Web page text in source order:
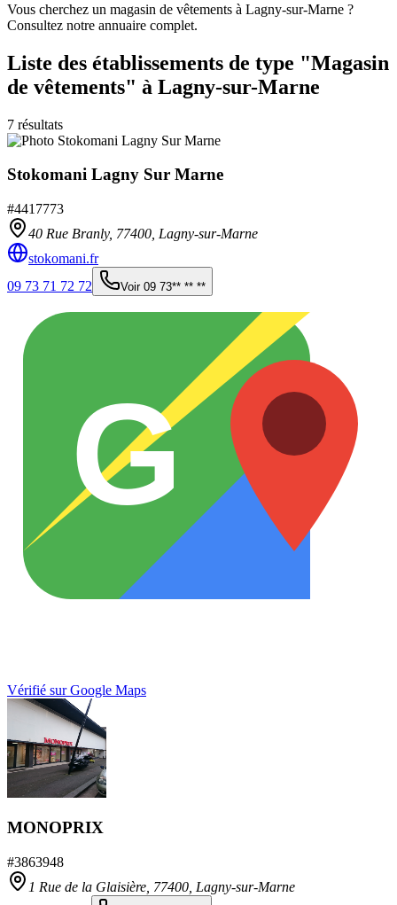
Vous cherchez un magasin de vêtements à Lagny-sur-Marne ?
Consultez notre annuaire complet.
Liste des établissements de type "Magasin
de vêtements" à Lagny-sur-Marne
7 résultats
Stokomani Lagny Sur Marne
#4417773
40 Rue Branly, 77400 Lagny-sur-Marne
stokomani.fr
09 73 71 72 72
Voir 09 73** ** **
G
Vérifié sur Google Maps
MONOPRIX
#3863948
1 Rue de la Glaisière, 77400 Lagny-sur-Marne